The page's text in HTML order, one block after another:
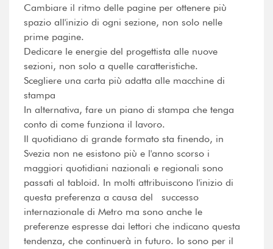
Cambiare il ritmo delle pagine per ottenere più
spazio all'inizio di ogni sezione, non solo nelle
prime pagine.
Dedicare le energie del progettista alle nuove
sezioni, non solo a quelle caratteristiche.
Scegliere una carta più adatta alle macchine di
stampa
In alternativa, fare un piano di stampa che tenga
conto di come funziona il lavoro.
Il quotidiano di grande formato sta finendo, in
Svezia non ne esistono più e l'anno scorso i
maggiori quotidiani nazionali e regionali sono
passati al tabloid. In molti attribuiscono l'inizio di
questa preferenza a causa del successo
internazionale di Metro ma sono anche le
preferenze espresse dai lettori che indicano questa
tendenza, che continuerà in futuro. Io sono per il